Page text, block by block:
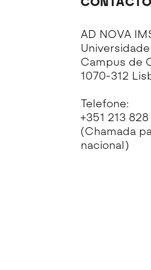
AD NOVA
Campus de
1070-312
Telefone:
+351 213
(Chamada
nacional)